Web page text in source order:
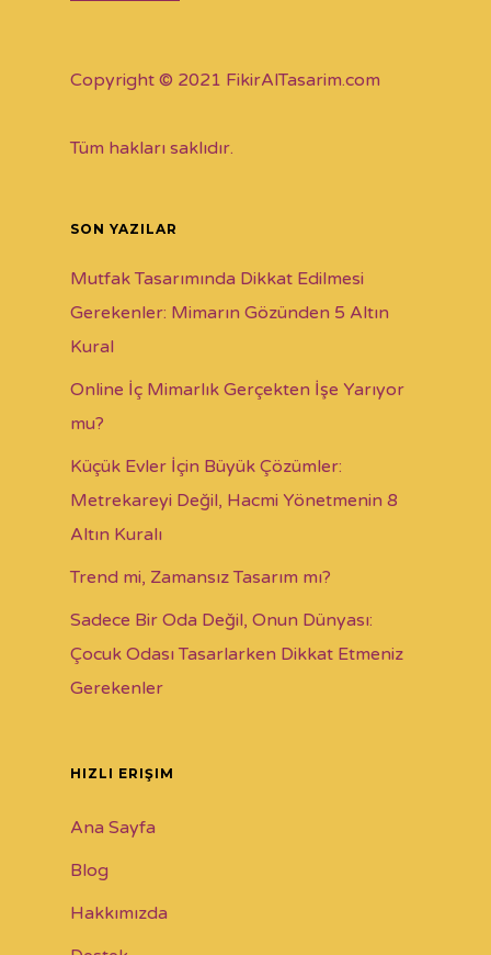
Copyright © 2021 FikirAlTasarim.com
Tüm hakları saklıdır.
SON YAZILAR
Mutfak Tasarımında Dikkat Edilmesi
Gerekenler: Mimarın Gözünden 5 Altın
Kural
Online İç Mimarlık Gerçekten İşe Yarıyor
mu?
Küçük Evler İçin Büyük Çözümler:
Metrekareyi Değil, Hacmi Yönetmenin 8
Altın Kuralı
Trend mi, Zamansız Tasarım mı?
Sadece Bir Oda Değil, Onun Dünyası:
Çocuk Odası Tasarlarken Dikkat Etmeniz
Gerekenler
HIZLI ERIŞIM
Ana Sayfa
Blog
Hakkımızda